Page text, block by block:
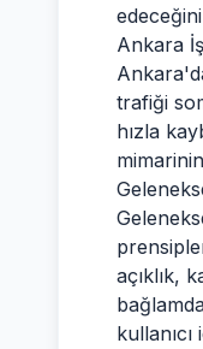
Ankara
trafiği
hızla
açıklık,